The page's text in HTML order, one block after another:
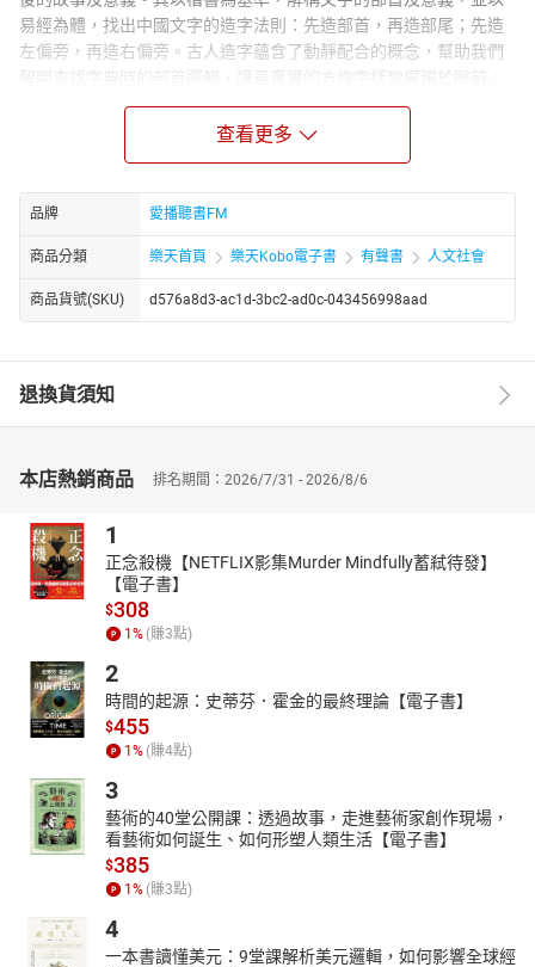
易經為體，找出中國文字的造字法則：先造部首，再造部尾；先造
左偏旁，再造右偏旁。古人造字蘊含了動靜配合的概念，幫助我們
講者：馬叔禮淡江大學中文系畢業，1977年與朱家三姐妹創辦《三
三集刊》，也曾擔任耕莘文教院寫作會班主任。二十餘年來，他隱
居新店山上潛心自學，在研究孔子與易經之間的關係有很大的體
專責推廣其講學內容，讓書院私塾的民間講學傳統復活。他實踐孔
子「學而不厭，誨人不倦」的教育志向，以「格物致知」的方式做
學問並且傳授學問，定期開班講授《易經》、《老子》與論、孟、
學、庸、詩詞、小說、古文等中國經典，使孔子思想與智慧永續長
存。章節：01第三講 生活篇(上)102第三講 生活篇(上)203第三講 生
查看更多
品牌 愛播聽書FM
商品分類 樂天首頁 樂天Kobo電子書 有聲書 人文社會
商品貨號(SKU) d576a8d3-ac1d-3bc2-ad0c-043456998aad
退換貨須知
本店熱銷商品 排名期間：2026/7/31 - 2026/8/6
1
正念殺機【NETFLIX影集Murder Mindfully蓄弒待發】
【電子書】
$308
1 % (賺3點)
2
時間的起源：史蒂芬．霍金的最終理論【電子書】
$455
1 % (賺4點)
3
藝術的40堂公開課：透過故事，走進藝術家創作現場，
看藝術如何誕生、如何形塑人類生活【電子書】
$385
1 % (賺3點)
4
一本書讀懂美元：9堂課解析美元邏輯，如何影響全球經